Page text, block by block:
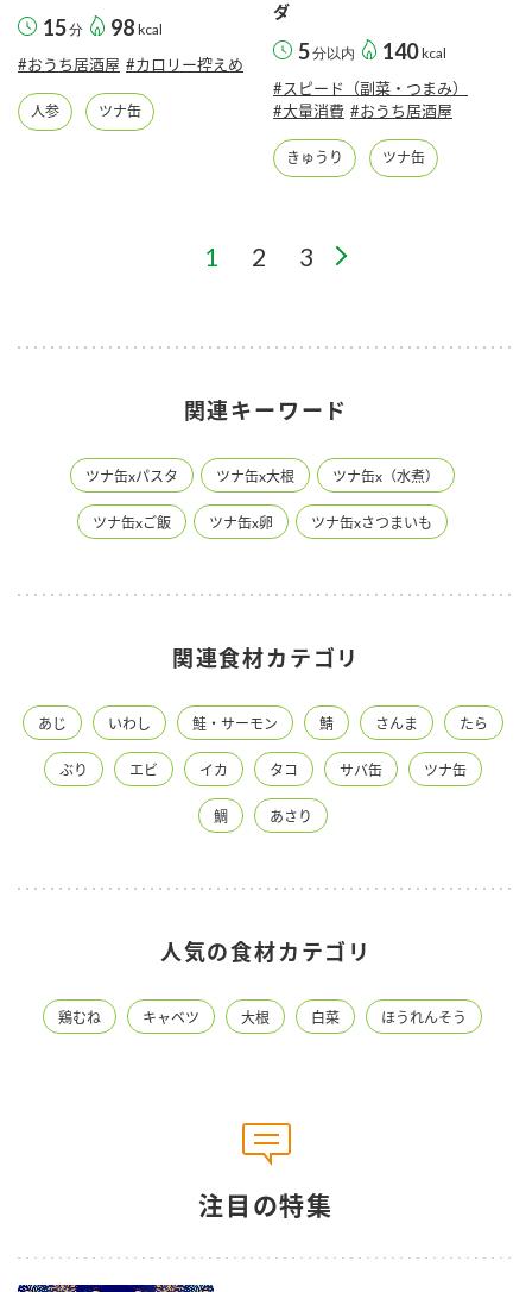
15分 98 kcal
#おうち居酒屋 #カロリー控えめ
人参 ツナ缶
ダ
5分以内 140 kcal
#スピード（副菜・つまみ）
#大量消費 #おうち居酒屋
きゅうり ツナ缶
1 2 3
関連キーワード
ツナ缶xパスタ ツナ缶x大根 ツナ缶x（水煮）
ツナ缶xご飯 ツナ缶x卵 ツナ缶xさつまいも
関連食材カテゴリ
あじ いわし 鮭・サーモン 鯖 さんま たら
ぶり エビ イカ タコ サバ缶 ツナ缶
鯛 あさり
人気の食材カテゴリ
鶏むね キャベツ 大根 白菜 ほうれんそう
注目の特集